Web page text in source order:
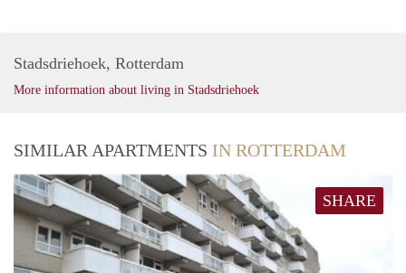
Stadsdriehoek, Rotterdam
More information about living in Stadsdriehoek
SIMILAR APARTMENTS IN ROTTERDAM
SHARE